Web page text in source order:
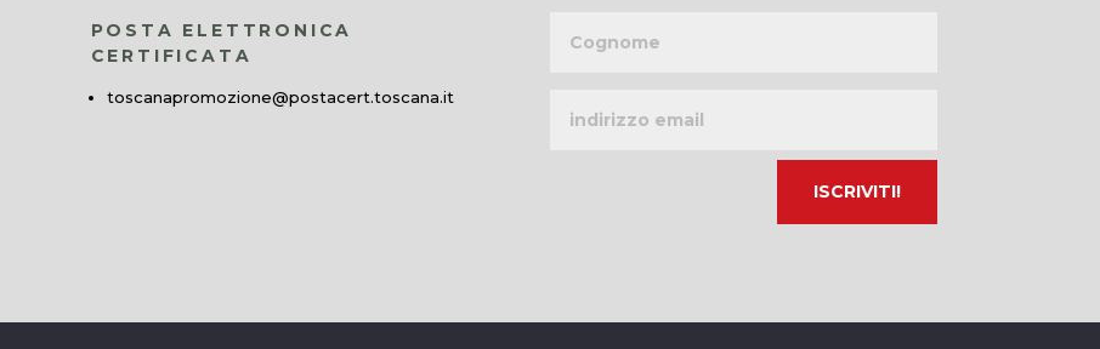
POSTA ELETTRONICA
CERTIFICATA
toscanapromozione@postacert.toscana.it
email